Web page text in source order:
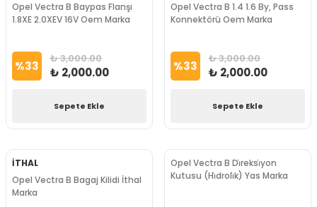
Opel Vectra B Baypas Flanşı
1.8XE 2.0XEV 16V Oem Marka
%33 ₺ 3,000.00
₺ 2,000.00
Sepete Ekle
Opel Vectra B 1.4 1.6 By, Pass
Konnektörü Oem Marka
%33 ₺ 3,000.00
₺ 2,000.00
Sepete Ekle
İTHAL
Opel Vectra B Bagaj Kilidi İthal
Marka
Opel Vectra B Di̇reksi̇yon
Kutusu (Hi̇droli̇k) Yas Marka